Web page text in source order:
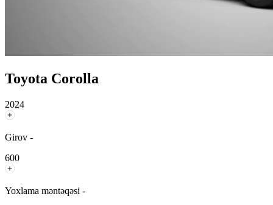
Toyota Corolla
2024
Girov -
600
Yoxlama məntəqəsi -